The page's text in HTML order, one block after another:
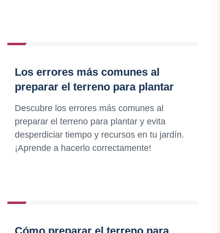
Los errores más comunes al
preparar el terreno para plantar
Descubre los errores más comunes al
preparar el terreno para plantar y evita
desperdiciar tiempo y recursos en tu jardín.
¡Aprende a hacerlo correctamente!